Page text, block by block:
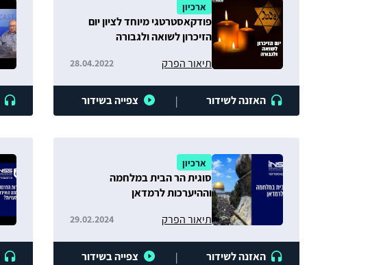
ארכיון
פודקאסטרטגי מיוחד לציון יום
הזיכרון לשואה ולגבורה
תיאור הפרק
28.04.2022
האזנה לשידור | צפייה בשידור
ארכיון
סוגית הר הבית במלחמה
וההיערכות לרמדאן
תיאור הפרק
29.02.2024
האזנה לשידור | צפייה בשידור